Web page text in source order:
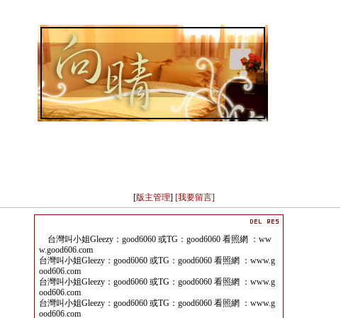
[版主管理] [我要留言]
台灣叫小姐Gleezy：good6060 或TG：good6060 看照網 ：ww
w.good606.com
台灣叫小姐Gleezy：good6060 或TG：good6060 看照網 ：www.g
ood606.com
台灣叫小姐Gleezy：good6060 或TG：good6060 看照網 ：www.g
ood606.com
台灣叫小姐Gleezy：good6060 或TG：good6060 看照網 ：www.g
ood606.com